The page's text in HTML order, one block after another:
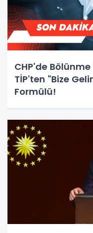
CHP'de
TİP'ten "Bize
Formülü!